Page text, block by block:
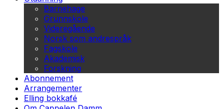
Barnehage
Grunnskole
Videregående
Norsk som andrespråk
Fagskole
Akademisk
Forskning
Abonnement
Arrangementer
Elling bokkafé